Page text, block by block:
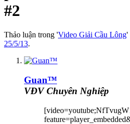
#2
Thảo luận trong 'Video Giải Cầu Lông'
25/5/13.
Guan™
VĐV Chuyên Nghiệp